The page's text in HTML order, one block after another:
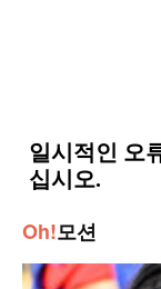
Oh!모션